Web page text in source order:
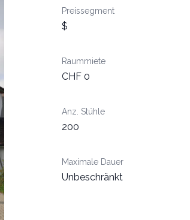
Preissegment
$
Raummiete
CHF 0
Anz. Stühle
200
Maximale Dauer
Unbeschränkt